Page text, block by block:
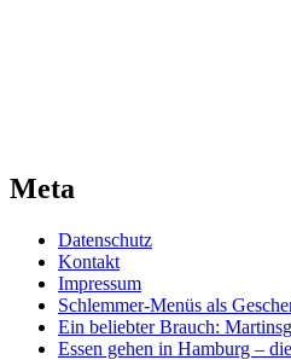
Meta
Datenschutz
Kontakt
Impressum
Schlemmer-Menüs als
Ein beliebter Brauch:
Essen gehen in Hamburg –